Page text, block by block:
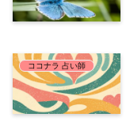
ココナラ 占い師